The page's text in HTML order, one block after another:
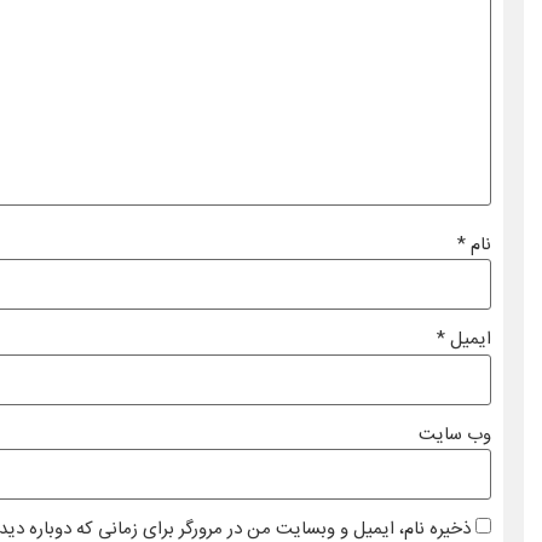
نام*
ایمیل*
وب‌ سایت
ذخیره نام، ایمیل و وبسایت من در مرورگر برای زمانی که دوباره